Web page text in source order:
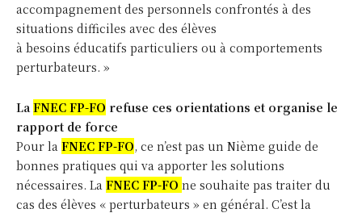
계획을 선택
학생
17
반복되는 월 수수료
계획을 선택
Se connecter
계정이 없습니까?
accompagnement des personnels confrontés à des
situations difficiles avec des élèves
à besoins éducatifs particuliers ou à comportements
perturbateurs. »
La FNEC FP-FO refuse ces orientations et organise le
rapport de force
Pour la FNEC FP-FO, ce n’est pas un Nième guide de
bonnes pratiques qui va apporter les solutions
nécessaires. La FNEC FP-FO ne souhaite pas traiter du
cas des élèves « perturbateurs » en général. C’est la